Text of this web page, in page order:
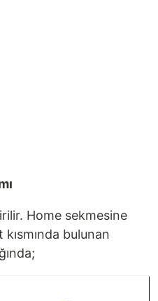
Home sekmesine
bulunan